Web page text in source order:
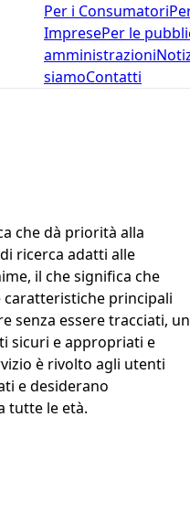
Per i Consumatori
ImpresePer le
amministrazioni
siamoContatti
che dà priorità alla
ricerca adatti alle
il che significa che
caratteristiche principali
senza essere tracciati, un
sicuri e appropriati e
è rivolto agli utenti
e desiderano
tutte le età.